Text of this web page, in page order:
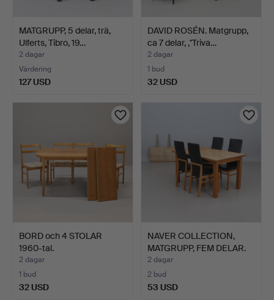
MATGRUPP, 5 delar, trä,
Ulferts, Tibro, 19…
2 dagar
Värdering
127 USD
DAVID ROSÉN. Matgrupp,
ca 7 delar, ,"Triva…
2 dagar
1 bud
32 USD
BORD och 4 STOLAR
1960-tal.
2 dagar
1 bud
32 USD
NAVER COLLECTION,
MATGRUPP, FEM DELAR.
Ek …
2 dagar
2 bud
53 USD